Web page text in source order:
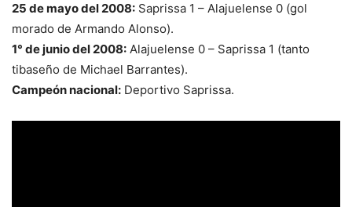
25 de mayo del 2008: Saprissa 1 – Alajuelense 0 (gol
morado de Armando Alonso).
1° de junio del 2008: Alajuelense 0 – Saprissa 1 (tanto
tibaseño de Michael Barrantes).
Campeón nacional: Deportivo Saprissa.